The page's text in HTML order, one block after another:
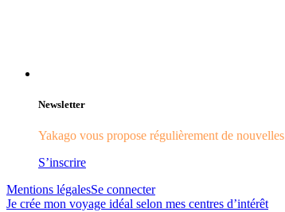
Newsletter
Yakago vous propose régulièrement de
S’inscrire
Mentions légalesSe connecter
Je crée mon voyage idéal selon mes centres d’intérêt